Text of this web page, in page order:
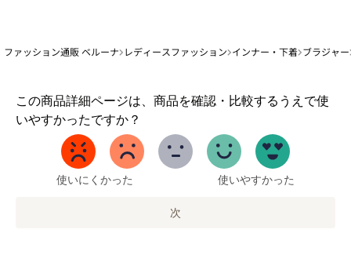
ファッション通販 ベルーナ レディースファッション インナー・下着 ブラジャー
この商品詳細ページは、商品を確認・比較するうえで使
いやすかったですか？
1
か
使いにくかった 使いやすかった
次